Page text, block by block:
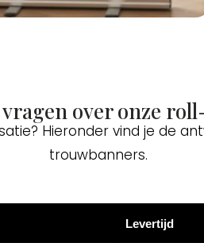
vragen over onze
Hieronder vind je de
trouwbanners.
Levertijd